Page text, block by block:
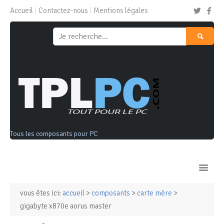
Accueil Contactez-nous Mentions légales
Tous les composants pour PC
Ordinateurs & Tablettes
vous êtes ici: accueil > composants > carte mère >
gigabyte x870e aorus master